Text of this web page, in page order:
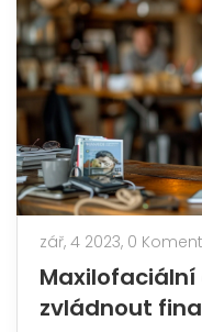
zář, 4 2023, 0
zvládnout